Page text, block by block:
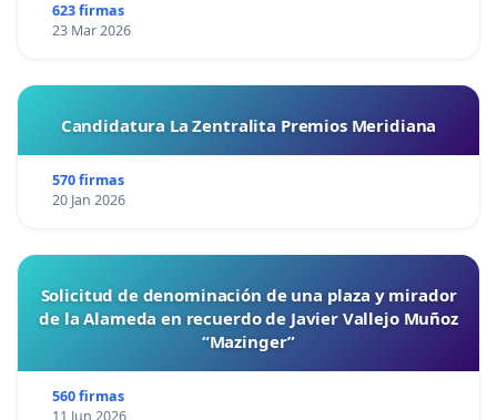
623 firmas
23 Mar 2026
Candidatura La Zentralita Premios Meridiana
570 firmas
20 Jan 2026
Solicitud de denominación de una plaza y mirador
de la Alameda en recuerdo de Javier Vallejo Muñoz
“Mazinger”
560 firmas